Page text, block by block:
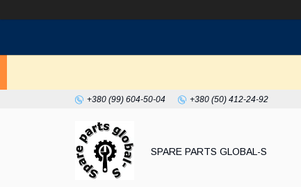
+380 (99) 604-50-04 +380 (50) 412-24-92
SPARE PARTS GLOBAL-S